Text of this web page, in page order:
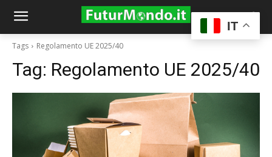
Tags Regolamento UE 2025/40
Tag: Regolamento UE 2025/40
IT